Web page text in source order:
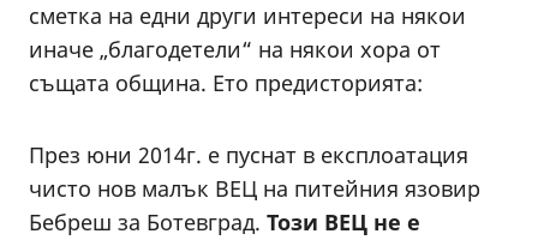
сметка на едни други интереси на някои
иначе „благодетели“ на някои хора от
същата община. Ето предисторията:
През юни 2014г. е пуснат в експлоатация
чисто нов малък ВЕЦ на питейния язовир
Бебреш за Ботевград. Този ВЕЦ не е